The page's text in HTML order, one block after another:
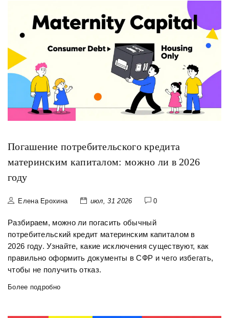
Погашение потребительского кредита
материнским капиталом: можно ли в 2026
году
Елена Ерохина июл, 31 2026 0
Разбираем, можно ли погасить обычный
потребительский кредит материнским капиталом в
2026 году. Узнайте, какие исключения существуют, как
правильно оформить документы в СФР и чего избегать,
чтобы не получить отказ.
Более подробно